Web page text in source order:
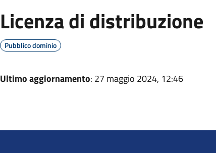
Licenza di distribuzione
Pubblico dominio
Ultimo aggiornamento: 27 maggio 2024, 12:46